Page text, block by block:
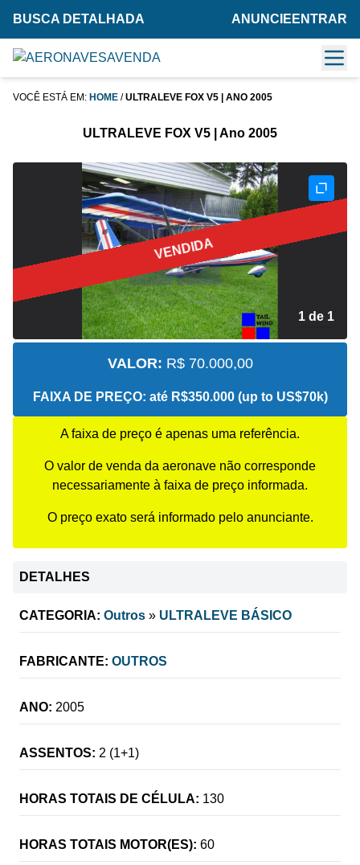
BUSCA DETALHADA ANUNCIE ENTRAR
VOCÊ ESTÁ EM: HOME /ULTRALEVE FOX V5 | ANO 2005
ULTRALEVE FOX V5 | Ano 2005
VENDIDA
1 de 1
VALOR: R$ 70.000,00
FAIXA DE PREÇO: até R$350.000 (up to US$70k)
A faixa de preço é apenas uma referência.
O valor de venda da aeronave não corresponde
necessariamente à faixa de preço informada.
O preço exato será informado pelo anunciante.
DETALHES
CATEGORIA: Outros » ULTRALEVE BÁSICO
FABRICANTE: OUTROS
ANO: 2005
ASSENTOS: 2 (1+1)
HORAS TOTAIS DE CÉLULA: 130
HORAS TOTAIS MOTOR(ES): 60